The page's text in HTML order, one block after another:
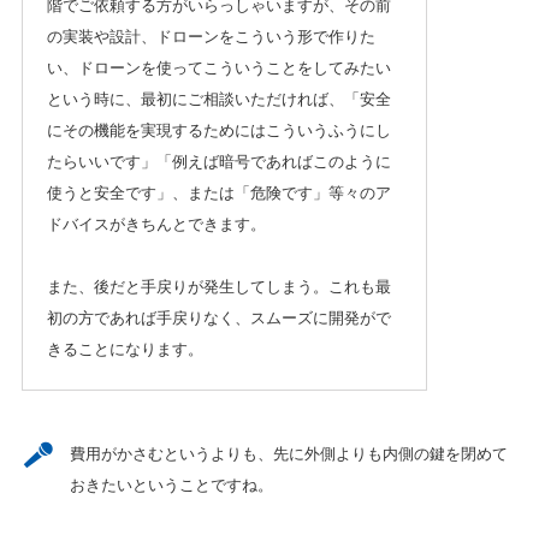
階でご依頼する方がいらっしゃいますが、その前
の実装や設計、ドローンをこういう形で作りた
い、ドローンを使ってこういうことをしてみたい
という時に、最初にご相談いただければ、「安全
にその機能を実現するためにはこういうふうにし
たらいいです」「例えば暗号であればこのように
使うと安全です」、または「危険です」等々のア
ドバイスがきちんとできます。
また、後だと手戻りが発生してしまう。これも最
初の方であれば手戻りなく、スムーズに開発がで
きることになります。
費用がかさむというよりも、先に外側よりも内側の鍵を閉めて
おきたいということですね。